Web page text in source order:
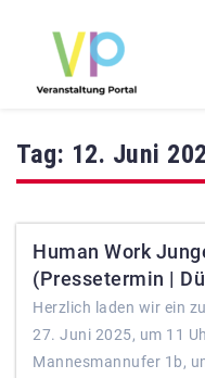
Tag: 12. Juni
Human Work
(Pressetermin |
Herzlich laden wir ein
27. Juni 2025, um 11
Mannesmannufer 1b,